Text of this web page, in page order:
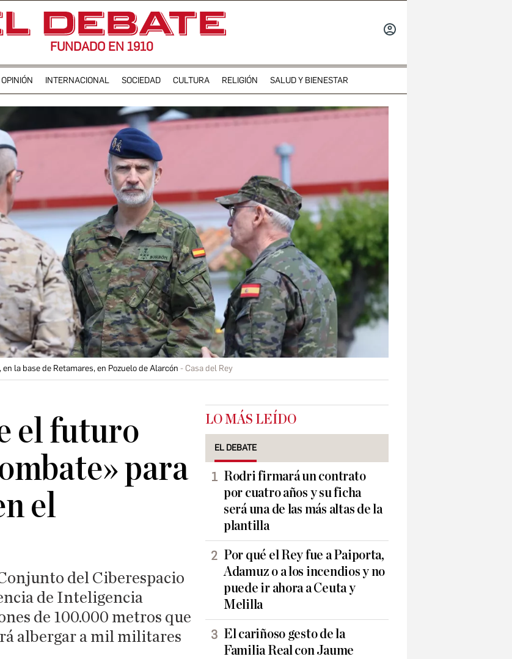
FUNDADO EN 1910
OPINIÓN INTERNACIONAL SOCIEDAD CULTURA RELIGIÓN SALUD Y BIENESTAR
la base de Retamares, en Pozuelo de Alarcón Casa del Rey
el futuro
para
el
del Ciberespacio
de Inteligencia
de 100.000 metros que
albergar a mil militares
LO MÁS LEÍDO
EL DEBATE
Rodri firmará un contrato
por cuatro años y su ficha
será una de las más altas de la
plantilla
Por qué el Rey fue a Paiporta,
Adamuz o a los incendios y no
puede ir ahora a Ceuta y
Melilla
El cariñoso gesto de la
Familia Real con Jaume